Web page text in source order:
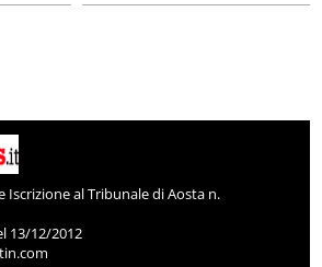
al Tribunale di Aosta n.
13/12/2012